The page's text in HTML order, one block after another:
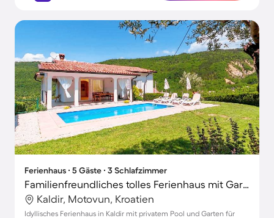
Ferienhaus ∙ 5 Gäste ∙ 3 Schlafzimmer
Familienfreundliches tolles Ferienhaus mit Garten, Terrasse und Grill | Hunde erlaubt
Kaldir, Motovun, Kroatien
Idyllisches Ferienhaus in Kaldir mit privatem Pool und Garten für